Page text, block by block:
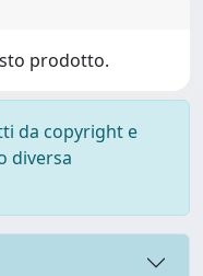
prodotto.
da copyright e
diversa